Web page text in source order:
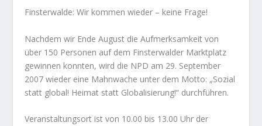
Finsterwalde: Wir kommen wieder – keine Frage!
Nachdem wir Ende August die Aufmerksamkeit von
über 150 Personen auf dem Finsterwalder Marktplatz
gewinnen konnten, wird die NPD am 29. September
2007 wieder eine Mahnwache unter dem Motto: „Sozial
statt global! Heimat statt Globalisierung!“ durchführen.
Veranstaltungsort ist von 10.00 bis 13.00 Uhr der